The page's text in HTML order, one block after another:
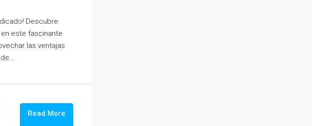
Descubre
este fascinante
las ventajas
Read More